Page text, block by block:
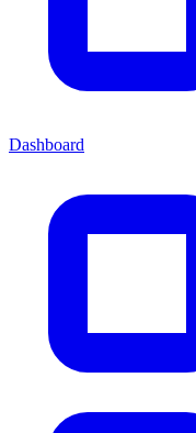
Dashboard